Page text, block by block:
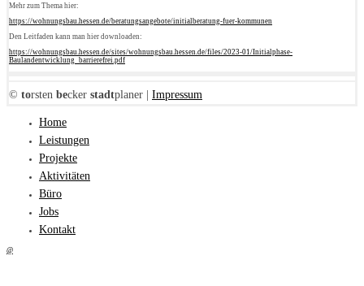
Mehr zum Thema hier:
https://wohnungsbau.hessen.de/beratungsangebote/initialberatung-fuer-kommunen
Den Leitfaden kann man hier downloaden:
https://wohnungsbau.hessen.de/sites/wohnungsbau.hessen.de/files/2023-01/Initialphase-
Baulandentwicklung_barrierefrei.pdf
© torsten becker stadtplaner | Impressum
Home
Leistungen
Projekte
Aktivitäten
Büro
Jobs
Kontakt
@